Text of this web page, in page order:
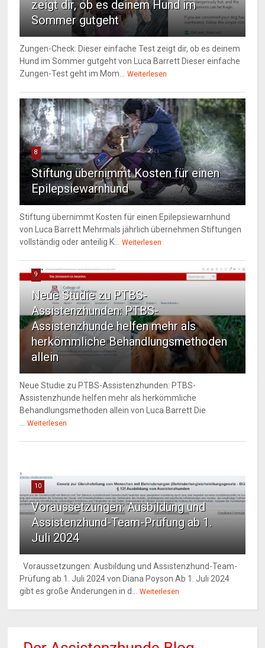
zeigt dir, ob es deinem Hund im
Sommer gutgeht
Zungen-Check: Dieser einfache Test zeigt dir, ob es deinem
Hund im Sommer gutgeht von Luca Barrett Dieser einfache
Zungen-Test geht im Mom... Weiterlesen
8
Stiftung übernimmt Kosten für einen
Epilepsiewarnhund
Stiftung übernimmt Kosten für einen Epilepsiewarnhund
von Luca Barrett Mehrmals jährlich übernehmen Stiftungen
vollständig oder anteilig K... Weiterlesen
9
Neue Studie zu PTBS-
Assistenzhunden: PTBS-
Assistenzhunde helfen mehr als
herkömmliche Behandlungsmethoden
allein
Neue Studie zu PTBS-Assistenzhunden: PTBS-
Assistenzhunde helfen mehr als herkömmliche
Behandlungsmethoden allein von Luca Barrett Die
... Weiterlesen
10
Voraussetzungen: Ausbildung und
Assistenzhund-Team-Prüfung ab 1.
Juli 2024
Voraussetzungen: Ausbildung und Assistenzhund-Team-
Prüfung ab 1. Juli 2024 von Diana Poyson Ab 1. Juli 2024
gibt es große Änderungen in d... Weiterlesen